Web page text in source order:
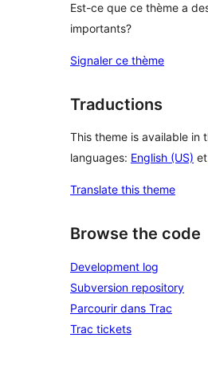
Est-ce que ce thème a
importants?
Signaler ce thème
Traductions
This theme is available in
languages: English (US)
Translate this theme
Browse the code
Development log
Subversion repository
Parcourir dans Trac
Trac tickets